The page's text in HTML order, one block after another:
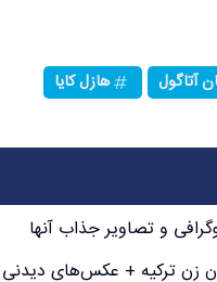
آتاگول هازل کایا
زن ترکیه + عکس‌های دیدنی